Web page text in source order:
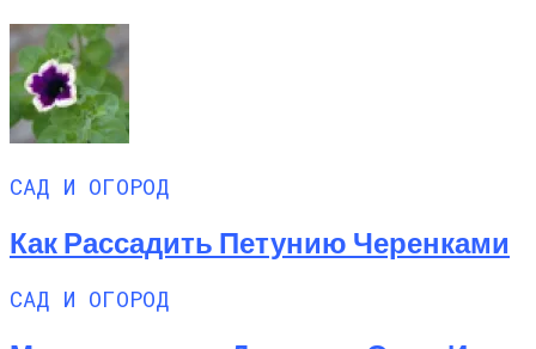
САД И ОГОРОД
Как Рассадить Петунию Черенками
САД И ОГОРОД